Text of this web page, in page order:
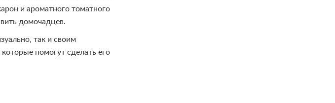
и ароматного томатного
домочадцев.
так и своим
помогут сделать его